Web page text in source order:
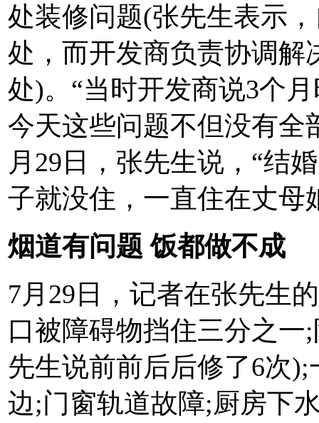
处装修问题(张先生表示
处，而开发商负责协调解
处)。“当时开发商说3个
今天这些问题不但没有全
月29日，张先生说，“结
子就没住，一直住在丈母
烟道有问题 饭都做不成
7月29日，记者在张先生
口被障碍物挡住三分之
先生说前前后后修了6次
边;门窗轨道故障;厨房下